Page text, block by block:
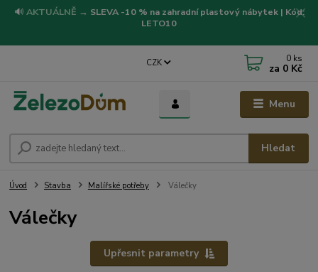
🔊 AKTUÁLNĚ → SLEVA -10 % na zahradní plastový nábytek | Kód:
LETO10
Menu
CZK
Hledat
0 ks
za 0 Kč
Úvod Stavba Malířské potřeby Válečky
Válečky
Upřesnit parametry